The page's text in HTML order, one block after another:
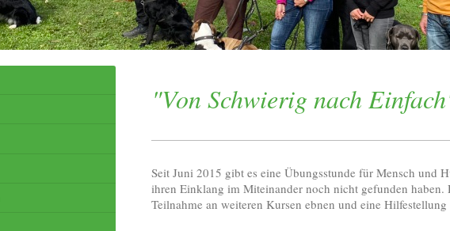
"Von Schwierig nach
Seit Juni 2015 gibt es eine Übungsstunde für Mensch und
ihren Einklang im Miteinander noch nicht gefunden
Teilnahme an weiteren Kursen ebnen und eine